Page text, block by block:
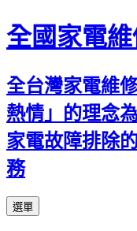
全國家電
全台灣家電維
熱情」的理念
家電故障排除
務
選單